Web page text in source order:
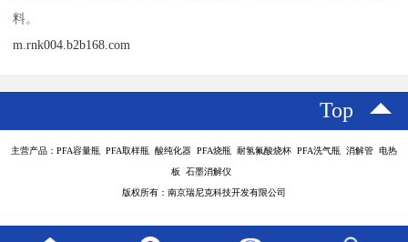
料。
m.rnk004.b2b168.com
Top
主营产品：PFA容量瓶 PFA取样瓶 酸纯化器 PFA烧瓶 耐氢氟酸烧杯 PFA洗气瓶 消解管 电热
板 石墨消解仪
版权所有：南京瑞尼克科技开发有限公司